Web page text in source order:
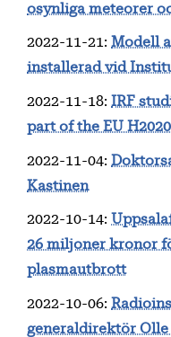
osynliga meteorer
2022-11-21: Modell
installerad vid
2022-11-18: IRF
part of the EU
2022-11-04:
Kastinen
2022-10-14:
26 miljoner kronor
plasmautbrott
2022-10-06:
generaldirektör